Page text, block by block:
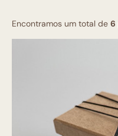
Encontramos um total de 6